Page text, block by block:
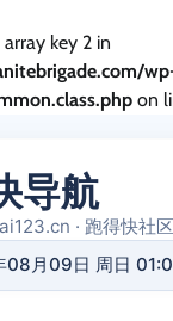
key 2 in
on